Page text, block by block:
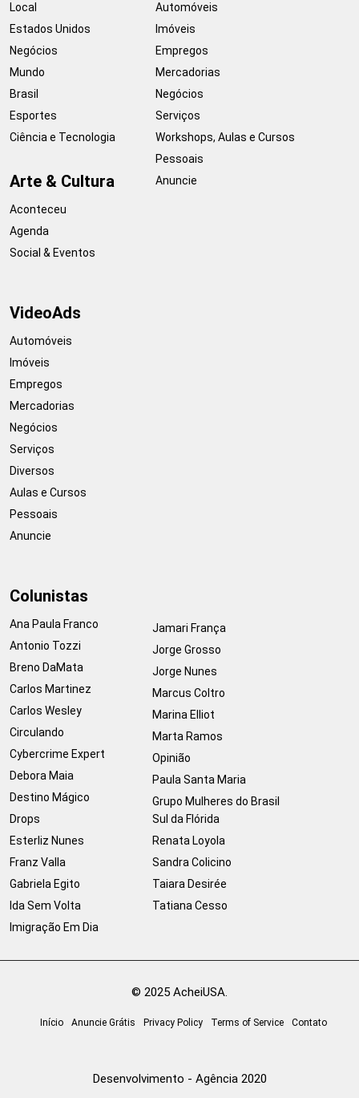
Local
Estados Unidos
Negócios
Mundo
Brasil
Esportes
Ciência e Tecnologia
Arte & Cultura
Aconteceu
Agenda
Social & Eventos
Automóveis
Imóveis
Empregos
Mercadorias
Negócios
Serviços
Workshops, Aulas e Cursos
Pessoais
Anuncie
VideoAds
Automóveis
Imóveis
Empregos
Mercadorias
Negócios
Serviços
Diversos
Aulas e Cursos
Pessoais
Anuncie
Colunistas
Ana Paula Franco
Antonio Tozzi
Breno DaMata
Carlos Martinez
Carlos Wesley
Circulando
Cybercrime Expert
Debora Maia
Destino Mágico
Drops
Esterliz Nunes
Franz Valla
Gabriela Egito
Ida Sem Volta
Imigração Em Dia
Jamari França
Jorge Grosso
Jorge Nunes
Marcus Coltro
Marina Elliot
Marta Ramos
Opinião
Paula Santa Maria
Grupo Mulheres do Brasil
Sul da Flórida
Renata Loyola
Sandra Colicino
Taiara Desirée
Tatiana Cesso
© 2025 AcheiUSA.
Início Anuncie Grátis Privacy Policy Terms of Service Contato
Desenvolvimento - Agência 2020